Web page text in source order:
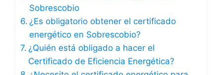
Sobrescobio
¿Es obligatorio obtener el certificado
energético en Sobrescobio?
¿Quién está obligado a hacer el
Certificado de Eficiencia Energética?